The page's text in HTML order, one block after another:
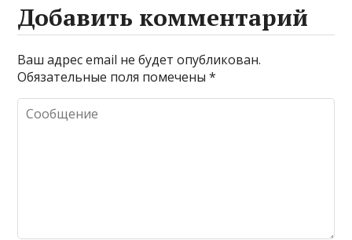
Добавить комментарий
Ваш адрес email не будет опубликован.
Обязательные поля помечены*